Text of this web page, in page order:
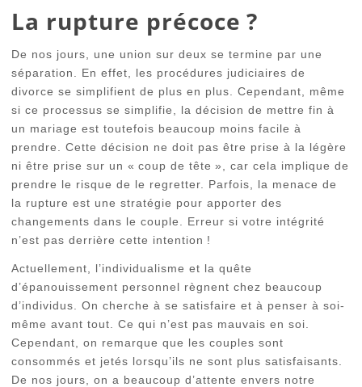
La rupture précoce ?
De nos jours, une union sur deux se termine par une
séparation. En effet, les procédures judiciaires de
divorce se simplifient de plus en plus. Cependant, même
si ce processus se simplifie, la décision de mettre fin à
un mariage est toutefois beaucoup moins facile à
prendre. Cette décision ne doit pas être prise à la légère
ni être prise sur un « coup de tête », car cela implique de
prendre le risque de le regretter. Parfois, la menace de
la rupture est une stratégie pour apporter des
changements dans le couple. Erreur si votre intégrité
n’est pas derrière cette intention !
Actuellement, l’individualisme et la quête
d’épanouissement personnel règnent chez beaucoup
d’individus. On cherche à se satisfaire et à penser à soi-
même avant tout. Ce qui n’est pas mauvais en soi.
Cependant, on remarque que les couples sont
consommés et jetés lorsqu’ils ne sont plus satisfaisants.
De nos jours, on a beaucoup d’attente envers notre